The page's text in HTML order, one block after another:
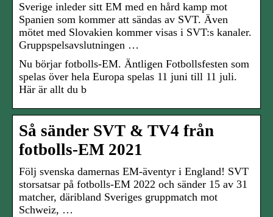
Sverige inleder sitt EM med en hård kamp mot
Spanien som kommer att sändas av SVT. Även
mötet med Slovakien kommer visas i SVT:s kanaler.
Gruppspelsavslutningen …
Nu börjar fotbolls-EM. Äntligen Fotbollsfesten som
spelas över hela Europa spelas 11 juni till 11 juli.
Här är allt du b
Så sänder SVT & TV4 från
fotbolls-EM 2021
Följ svenska damernas EM-äventyr i England! SVT
storsatsar på fotbolls-EM 2022 och sänder 15 av 31
matcher, däribland Sveriges gruppmatch mot
Schweiz, …